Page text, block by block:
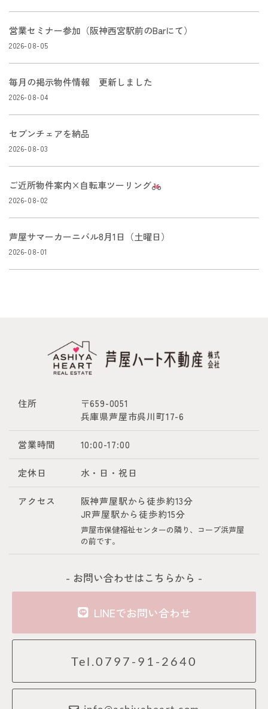
営業セミナー参加（阪神西宮駅前のBarにて）
2026-08-05
毎月の掲示物件情報 更新しました
2026-08-04
セブンチェアを納品
2026-08-03
ご近所物件案内×自転車ツーリング
2026-08-02
芦屋サマーカーニバル8月1日（土曜日）
2026-08-01
住所
〒659-0051
兵庫県芦屋市呉川町17-6
営業時間 10:00-17:00
定休日 水・日・祝日
アクセス
阪神芦屋駅から徒歩約13分
JR芦屋駅から徒歩約15分
芦屋市保健福祉センターの隣り、コープ浜芦屋
の前です。
- お問い合わせはこちらから -
LINEでお問い合わせ
Tel.0797-91-2640